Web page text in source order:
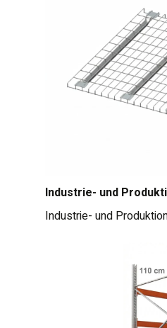
Industrie- und
Industrie- und